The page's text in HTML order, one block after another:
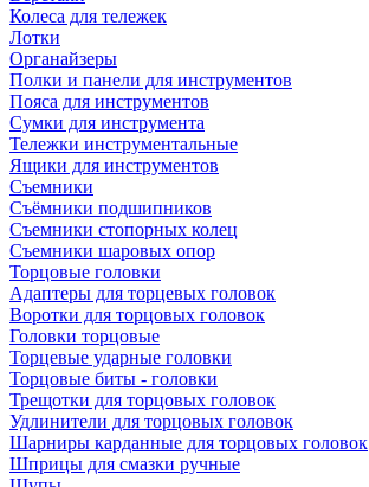
Колеса для тележек
Лотки
Органайзеры
Полки и панели для инструментов
Пояса для инструментов
Сумки для инструмента
Тележки инструментальные
Ящики для инструментов
Съемники
Съёмники подшипников
Съемники стопорных колец
Съемники шаровых опор
Торцовые головки
Адаптеры для торцевых головок
Воротки для торцовых головок
Головки торцовые
Торцевые ударные головки
Торцовые биты - головки
Трещотки для торцовых головок
Удлинители для торцовых головок
Шарниры карданные для торцовых головок
Шприцы для смазки ручные